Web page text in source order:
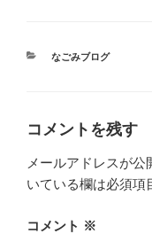
カ
なごみブログ
コメントを残す
メールアドレスが公
いている欄は必須項
コメント ※